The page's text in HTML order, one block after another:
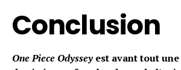
Conclusion
One Piece Odyssey est avant tout